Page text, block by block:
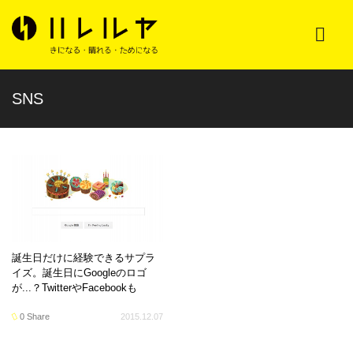
SNS
誕生日だけに経験できるサプラ
イズ。誕生日にGoogleのロゴ
が...？TwitterやFacebookも
0 Share 2015.12.07